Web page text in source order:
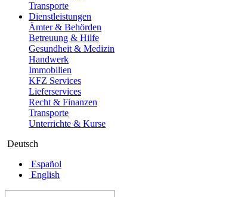
Transporte
Dienstleistungen
Ämter & Behörden
Betreuung & Hilfe
Gesundheit & Medizin
Handwerk
Immobilien
KFZ Services
Lieferservices
Recht & Finanzen
Transporte
Unterrichte & Kurse
Deutsch
Español
English